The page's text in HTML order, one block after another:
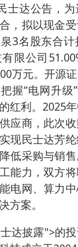
士达公告，
，拟以现金
3名股东合计
限公司
万元。开源
握“电网升级
红利。2025
应商，此次
现民士达芳
低采购与销
能力，双方
电网、算力
方案。
达披露">的